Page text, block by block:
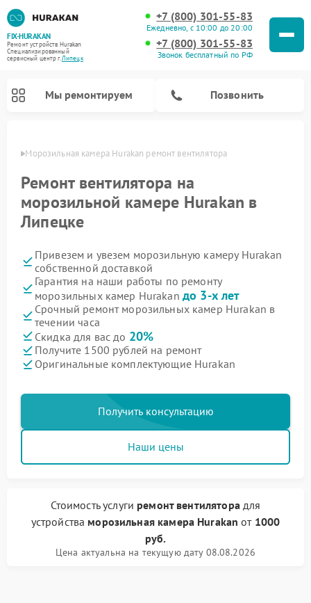
FIX-HURAKAN
Ремонт устройств Hurakan
Специализированный
cервисный центр г.Липецк
+7 (800) 301-55-83
Ежедневно, с 10:00 до 20:00
+7 (800) 301-55-83
Звонок бесплатный по РФ
Мы ремонтируем Позвонить
Морозильная камера Hurakan ремонт вентилятора
Ремонт вентилятора на
морозильной камере Hurakan в
Липецке
Привезем и увезем морозильную камеру Hurakan
собственной доставкой
Гарантия на наши работы по ремонту
морозильных камер Hurakan до 3-х лет
Срочный ремонт морозильных камер Hurakan в
течении часа
Скидка для вас до 20%
Получите 1500 рублей на ремонт
Оригинальные комплектующие Hurakan
Получить консультацию
Наши цены
Стоимость услуги ремонт вентилятора для
устройства морозильная камера Hurakan от 1000
руб.
Цена актуальна на текущую дату 08.08.2026